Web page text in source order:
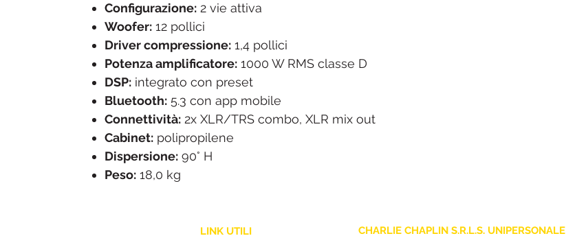
Configurazione: 2 vie attiva
Woofer: 12 pollici
Driver compressione: 1,4 pollici
Potenza amplificatore: 1000 W RMS classe D
DSP: integrato con preset
Bluetooth: 5.3 con app mobile
Connettività: 2x XLR/TRS combo, XLR mix out
Cabinet: polipropilene
Dispersione: 90° H
Peso: 18,0 kg
LINK UTILI CHARLIE CHAPLIN S.R.L.S. UNIPERSONALE